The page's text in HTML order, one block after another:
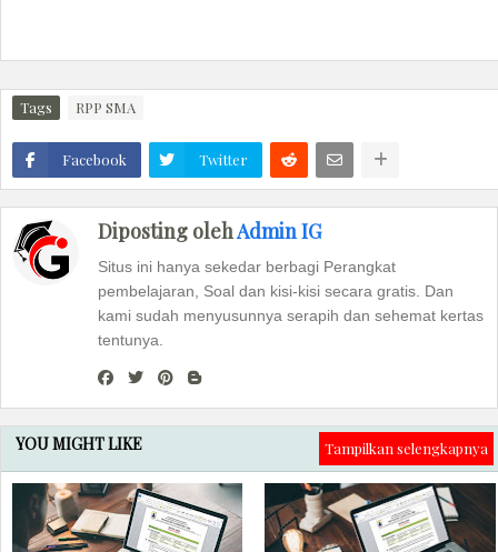
Tags RPP SMA
Facebook Twitter
Diposting olehAdmin IG
Situs ini hanya sekedar berbagi Perangkat
pembelajaran, Soal dan kisi-kisi secara gratis. Dan
kami sudah menyusunnya serapih dan sehemat kertas
tentunya.
YOU MIGHT LIKE Tampilkan selengkapnya